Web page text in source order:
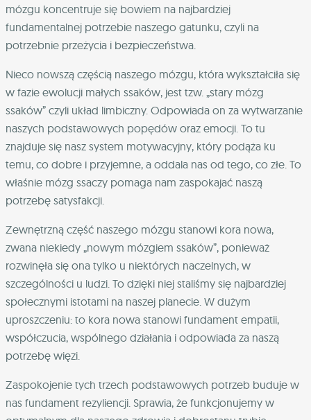
mózgu koncentruje się bowiem na najbardziej
fundamentalnej potrzebie naszego gatunku, czyli na
potrzebnie przeżycia i bezpieczeństwa.
Nieco nowszą częścią naszego mózgu, która wykształciła się
w fazie ewolucji małych ssaków, jest tzw. „stary mózg
ssaków” czyli układ limbiczny. Odpowiada on za wytwarzanie
naszych podstawowych popędów oraz emocji. To tu
znajduje się nasz system motywacyjny, który podąża ku
temu, co dobre i przyjemne, a oddala nas od tego, co złe. To
właśnie mózg ssaczy pomaga nam zaspokajać naszą
potrzebę satysfakcji.
Zewnętrzną część naszego mózgu stanowi kora nowa,
zwana niekiedy „nowym mózgiem ssaków”, ponieważ
rozwinęła się ona tylko u niektórych naczelnych, w
szczególności u ludzi. To dzięki niej staliśmy się najbardziej
społecznymi istotami na naszej planecie. W dużym
uproszczeniu: to kora nowa stanowi fundament empatii,
współczucia, wspólnego działania i odpowiada za naszą
potrzebę więzi.
Zaspokojenie tych trzech podstawowych potrzeb buduje w
nas fundament rezyliencji. Sprawia, że funkcjonujemy w